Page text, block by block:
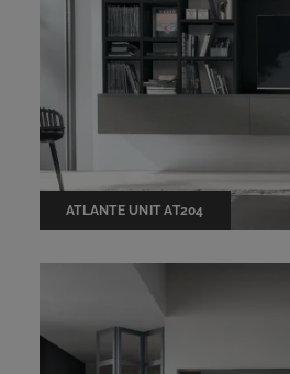
ATLANTE UNIT AT204